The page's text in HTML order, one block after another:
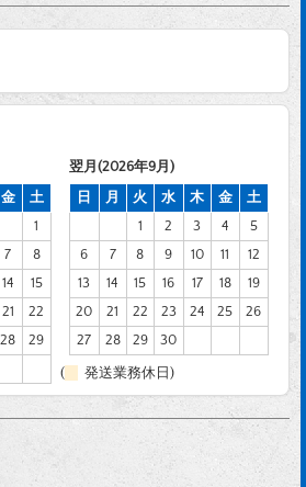
金
土
1
7
8
14
15
21
22
28
29
翌月(2026年9月)
日
月 火 水 木 金
土
1
2 3 4
5
6
7 8 9 10 11
12
13
14 15 16 17 18
19
20
21 22 23 24 25
26
27
28 29 30
( 発送業務休日)